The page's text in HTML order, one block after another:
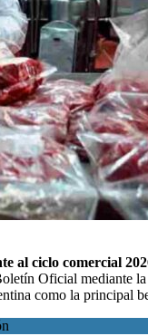
al ciclo comercial
Oficial mediante la
como la principal